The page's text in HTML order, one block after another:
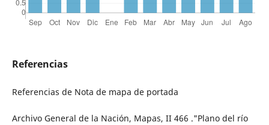
Referencias
Referencias de Nota de mapa de portada
Archivo General de la Nación, Mapas, II 466 ."Plano del río